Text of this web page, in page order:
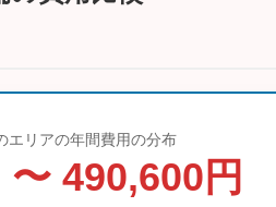
エリアの年間費用の分布
490,600円